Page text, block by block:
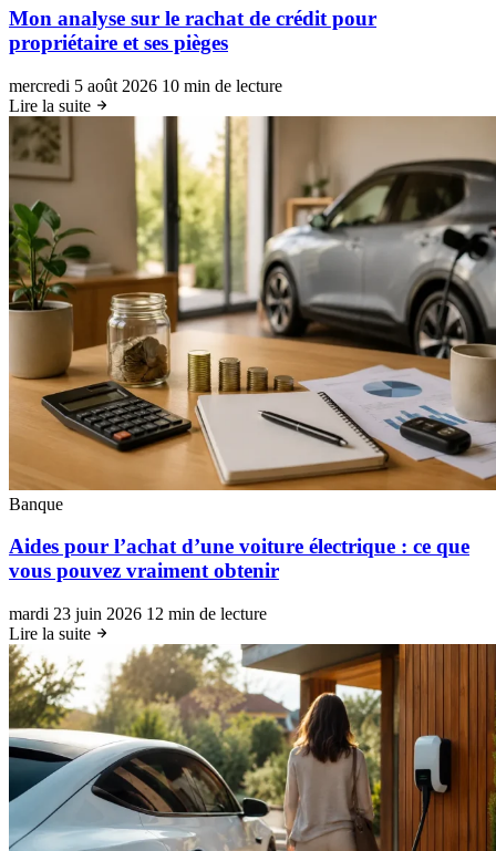
Mon analyse sur le rachat de crédit pour
propriétaire et ses pièges
mercredi 5 août 2026 10 min de lecture
Lire la suite
Banque
Aides pour l’achat d’une voiture électrique : ce que
vous pouvez vraiment obtenir
mardi 23 juin 2026 12 min de lecture
Lire la suite